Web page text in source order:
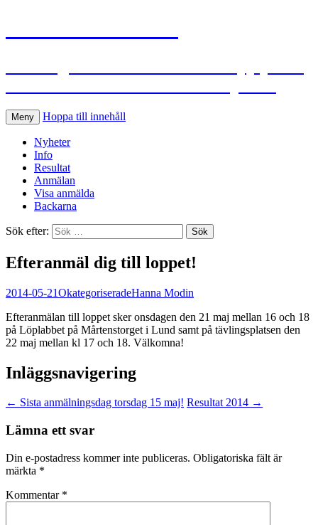
Meny Hoppa till innehåll
Nyheter
Info
Resultat
Anmälan
Visa anmälda
Backarna
Sök efter:
Efteranmäl dig till loppet!
2014-05-21OkategoriseradeHanna Modin
Efteranmälan till loppet sker onsdagen den 21 maj mellan 16 och 18
på Löplabbet på Mårtenstorget i Lund samt på tävlingsplatsen den
22 maj mellan kl 17 och 18. Välkomna!
Inläggsnavigering
← Sista anmälningsdag torsdag 15 maj! Resultat 2014 →
Lämna ett svar
Din e-postadress kommer inte publiceras. Obligatoriska fält är
märkta *
Kommentar *